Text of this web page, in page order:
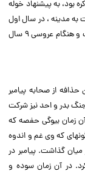
بود، به پیشنهاد خوله
به مدینه ، در سال اول
هجرى با او عروسى کرد. سن عایشه را هنگام عقد به اختلاف و هنگام عروسى ۹ سال
از صحابه پیامبر
بدر و احد نیز شرکت
زمان بیوگى حفصه که
که وى غم و اندوه
میان گذاشت. پیامبر در
ازدواج کرد. در آن زمان سوده و